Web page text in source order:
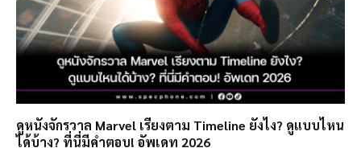
ดูหนังจักรวาล Marvel เรียงตาม Timeline ยังไง? ดูแบบไหน
ได้บ้าง? ที่นี่มีคำตอบ! อัพเดท 2026